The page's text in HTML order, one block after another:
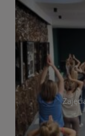
informacje o
plastycznych i
dzieci.
opowiadań i
kącik do
rozbudzać
Zapraszamy